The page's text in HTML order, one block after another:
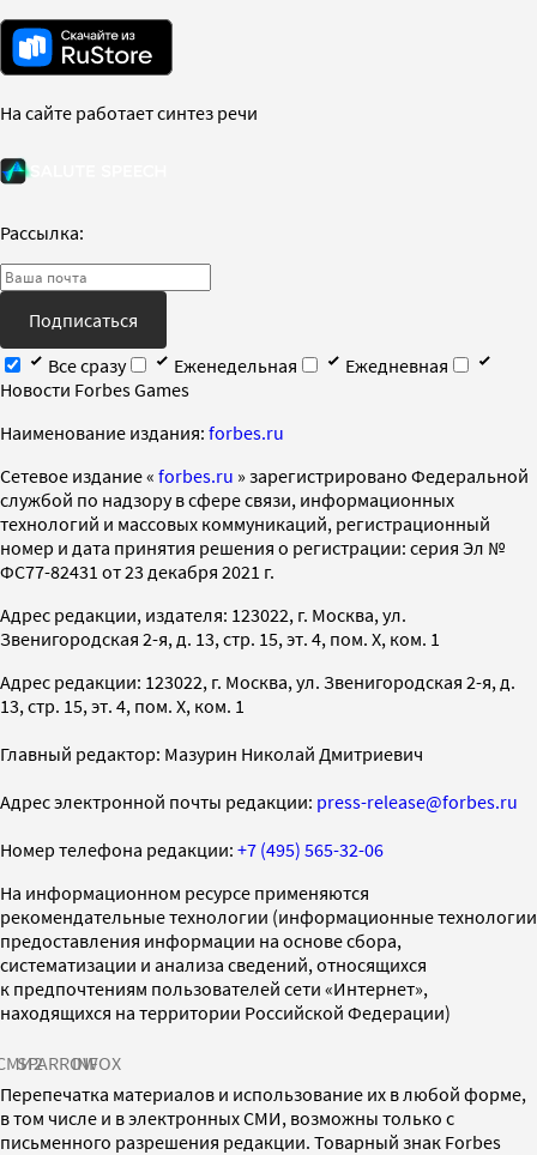
На сайте работает синтез речи
Рассылка:
Подписаться
Все сразу
Еженедельная
Ежедневная
Новости Forbes Games
Наименование издания: forbes.ru
Cетевое издание « forbes.ru » зарегистрировано Федеральной
службой по надзору в сфере связи, информационных
технологий и массовых коммуникаций, регистрационный
номер и дата принятия решения о регистрации: серия Эл №
ФС77-82431 от 23 декабря 2021 г.
Адрес редакции, издателя: 123022, г. Москва, ул.
Звенигородская 2-я, д. 13, стр. 15, эт. 4, пом. X, ком. 1
Адрес редакции: 123022, г. Москва, ул. Звенигородская 2-я, д.
13, стр. 15, эт. 4, пом. X, ком. 1
Главный редактор: Мазурин Николай Дмитриевич
Адрес электронной почты редакции: press-release@forbes.ru
Номер телефона редакции: +7 (495) 565-32-06
На информационном ресурсе применяются
рекомендательные технологии (информационные технологии
предоставления информации на основе сбора,
систематизации и анализа сведений, относящихся
к предпочтениям пользователей сети «Интернет»,
находящихся на территории Российской Федерации)
SPARROWINFOX
Перепечатка материалов и использование их в любой форме,
в том числе и в электронных СМИ, возможны только с
письменного разрешения редакции. Товарный знак Forbes